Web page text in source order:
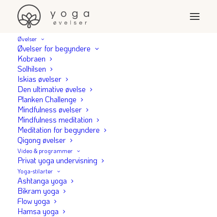
Øvelser
Øvelser for begyndere
Kobraen
Solhilsen
Iskias øvelser
Den ultimative øvelse
Planken Challenge
Mindfulness øvelser
Mindfulness meditation
Meditation for begyndere
Qigong øvelser
Video & programmer
Privat yoga undervisning
Yoga-stilarter
Ashtanga yoga
Bikram yoga
Flow yoga
Hamsa yoga
Din